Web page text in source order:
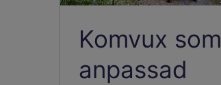
Komvux som
anpassad